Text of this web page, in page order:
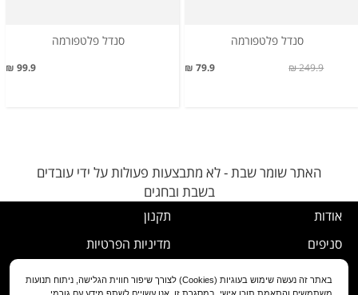
סנדל פלטפורמה
79.9 ₪ 249.9 ₪
סנדל פלטפורמה
99.9 ₪
האתר שומר שבת - לא מתבצעות פעולות על ידי עובדים
בשבת ובחגים
אודות
סניפים
תקנון
מדיניות הפרטיות
נוהל ביטול עסקה
באתר זה נעשה שימוש בעוגיות (Cookies) לצורך שיפור חווית הגלישה, ניתוח תנועות